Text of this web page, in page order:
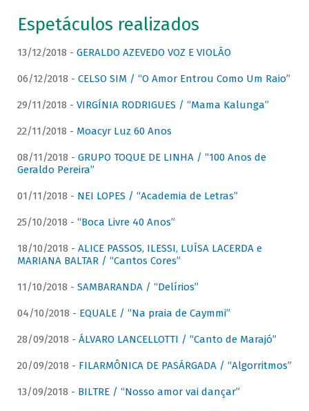
Espetáculos realizados
13/12/2018 - GERALDO AZEVEDO VOZ E VIOLÃO
06/12/2018 - CELSO SIM / “O Amor Entrou Como Um Raio”
29/11/2018 - VIRGÍNIA RODRIGUES / “Mama Kalunga”
22/11/2018 - Moacyr Luz 60 Anos
08/11/2018 - GRUPO TOQUE DE LINHA / “100 Anos de
Geraldo Pereira”
01/11/2018 - NEI LOPES / “Academia de Letras”
25/10/2018 - “Boca Livre 40 Anos”
18/10/2018 - ALICE PASSOS, ILESSI, LUÍSA LACERDA e
MARIANA BALTAR / “Cantos Cores”
11/10/2018 - SAMBARANDA / “Delírios”
04/10/2018 - EQUALE / “Na praia de Caymmi”
28/09/2018 - ÁLVARO LANCELLOTTI / “Canto de Marajó”
20/09/2018 - FILARMÔNICA DE PASÁRGADA / “Algorritmos”
13/09/2018 - BILTRE / “Nosso amor vai dançar”